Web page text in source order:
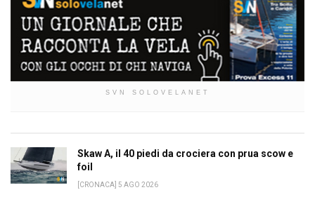
SVN SOLOVELANET
Skaw A, il 40 piedi da crociera con prua scow e
foil
[CRONACA] 5 AGO 2026